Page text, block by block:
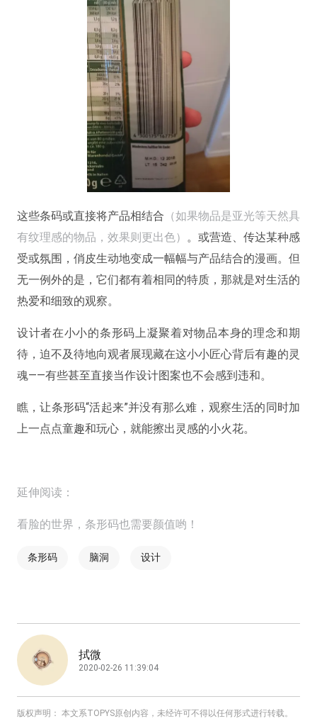
这些条码或直接将产品相结合 （如果物品是亚光等天然具
有纹理感的物品，效果则更出色） 。或营造、传达某种感
受或氛围，俏皮生动地变成一幅幅与产品结合的漫画。但
无一例外的是，它们都有着相同的特质，那就是对生活的
热爱和细致的观察。
设计者在小小的条形码上凝聚着对物品本身的理念和期
待，迫不及待地向观者展现藏在这小小匠心背后有趣的灵
魂——有些甚至直接当作设计图案也不会感到违和。
瞧，让条形码“活起来”并没有那么难，观察生活的同时加
上一点点童趣和玩心，就能擦出灵感的小火花。
延伸阅读：
看脸的世界，条形码也需要颜值哟！
条形码 脑洞 设计
拭微
2020-02-26 11:39:04
版权声明： 本文系TOPYS原创内容，未经许可不得以任何形式进行转载。